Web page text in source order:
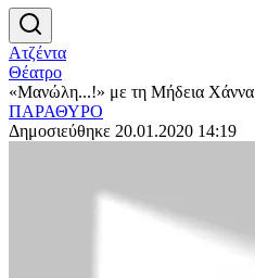
Ατζέντα
Θέατρο
«Μανώλη...!» με τη Μήδεια Χάννα
ΠΑΡΑΘΥΡΟ
Δημοσιεύθηκε 20.01.2020 14:19